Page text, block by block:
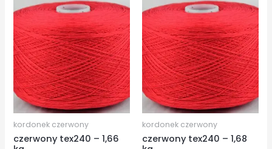
kordonek czerwony
czerwony tex240 – 1,66
kordonek czerwony
czerwony tex240 – 1,68